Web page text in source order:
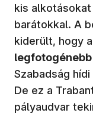
kis
barátokkal. A
kiderült, hogy
legfotogénebb
Szabadság
De ez a
pályaudvar